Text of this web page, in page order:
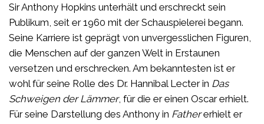
Sir Anthony Hopkins unterhält und erschreckt sein
Publikum, seit er 1960 mit der Schauspielerei begann.
Seine Karriere ist geprägt von unvergesslichen Figuren,
die Menschen auf der ganzen Welt in Erstaunen
versetzen und erschrecken. Am bekanntesten ist er
wohl für seine Rolle des Dr. Hannibal Lecter in Das
Schweigen der Lämmer, für die er einen Oscar erhielt.
Für seine Darstellung des Anthony in Fathererhielt er